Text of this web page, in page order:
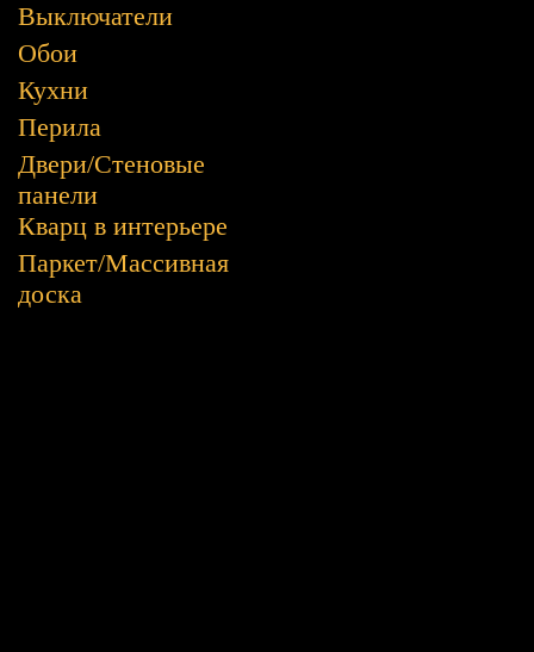
Выключатели
Обои
Кухни
Перила
Двери/Стеновые
панели
Кварц в интерьере
Паркет/Массивная
доска